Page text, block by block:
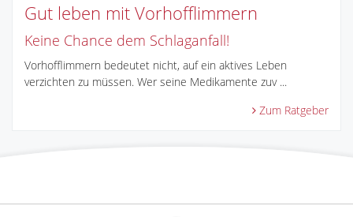
Gut leben mit Vorhofflimmern
Keine Chance dem Schlaganfall!
Vorhofflimmern bedeutet nicht, auf ein aktives Leben
verzichten zu müssen. Wer seine Medikamente zuv ...
Zum Ratgeber